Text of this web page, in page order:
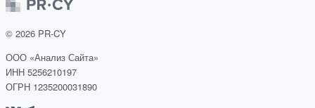
© 2026 PR-CY
ООО «Анализ Сайта»
ИНН 5256210197
ОГРН 1235200031890